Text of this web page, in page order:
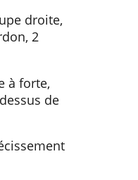
droite,
2
à forte,
de